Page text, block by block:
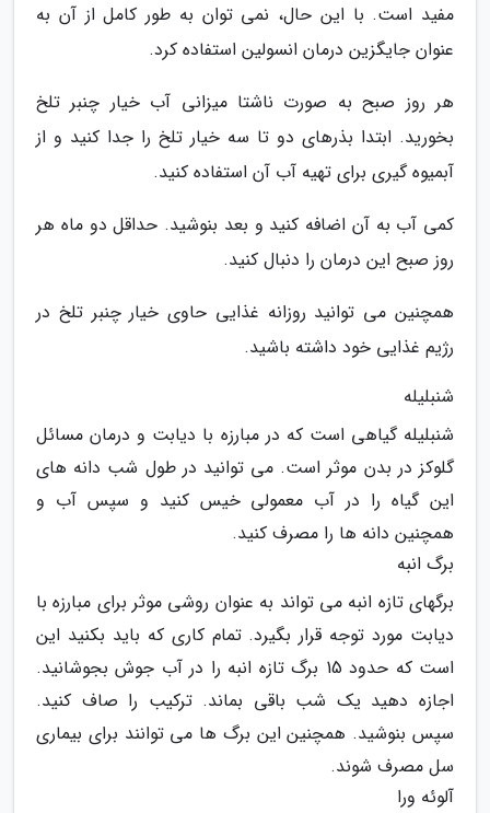
مفید است. با این حال، نمی توان به طور کامل از آن به
عنوان جایگزین درمان انسولین استفاده کرد.
هر روز صبح به صورت ناشتا میزانی آب خیار چنبر تلخ
بخورید. ابتدا بذرهای دو تا سه خیار تلخ را جدا کنید و از
آبمیوه گیری برای تهیه آب آن استفاده کنید.
کمی آب به آن اضافه کنید و بعد بنوشید. حداقل دو ماه هر
روز صبح این درمان را دنبال کنید.
همچنین می توانید روزانه غذایی حاوی خیار چنبر تلخ در
رژیم غذایی خود داشته باشید.
شنبلیله
شنبلیله گیاهی است که در مبارزه با دیابت و درمان مسائل
گلوکز در بدن موثر است. می توانید در طول شب دانه های
این گیاه را در آب معمولی خیس کنید و سپس آب و
همچنین دانه ها را مصرف کنید.
برگ انبه
برگهای تازه انبه می تواند به عنوان روشی موثر برای مبارزه با
دیابت مورد توجه قرار بگیرد. تمام کاری که باید بکنید این
است که حدود 15 برگ تازه انبه را در آب جوش بجوشانید.
اجازه دهید یک شب باقی بماند. ترکیب را صاف کنید.
سپس بنوشید. همچنین این برگ ها می توانند برای بیماری
سل مصرف شوند.
آلوئه ورا